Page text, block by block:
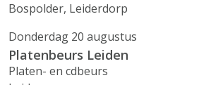
Bospolder, Leiderdorp
Donderdag 20 augustus
Platenbeurs Leiden
Platen- en cdbeurs